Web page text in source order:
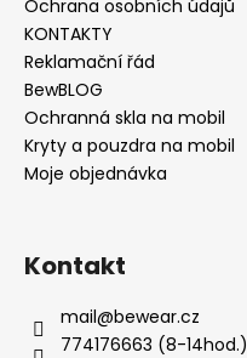
Ochrana osobních údajů
KONTAKTY
Reklamační řád
BewBLOG
Ochranná skla na mobil
Kryty a pouzdra na mobil
Moje objednávka
Kontakt
mail@bewear.cz
774176663 (8-14hod.)